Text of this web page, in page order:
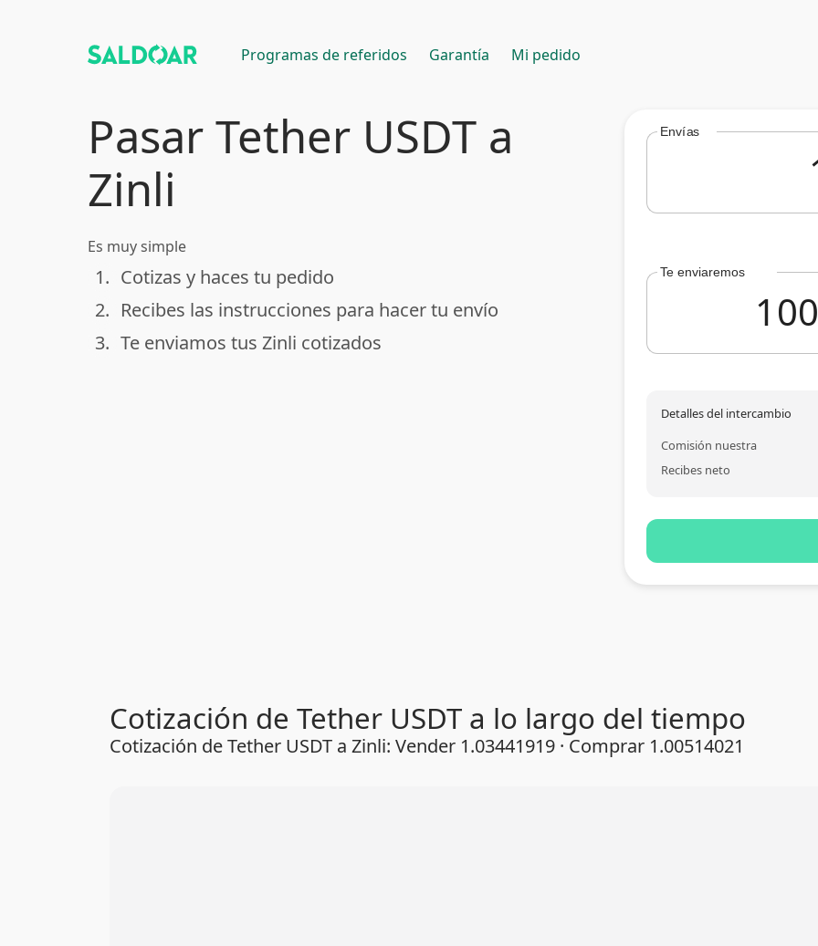
Programas de referidos Garantía Mi pedido
Pasar Tether USDT a
Zinli
Es muy simple
done
1. Cotizas y haces tu pedido
done
2. Recibes las instrucciones para hacer tu envío
done
3. Te enviamos tus Zinli cotizados
Envías
Te enviaremos
Detalles del intercambio
Comisión nuestra
Recibes neto
Cotización de Tether USDT a lo largo del tiempo
Cotización de Tether USDT a Zinli: Vender 1.03441919 · Comprar 1.00514021